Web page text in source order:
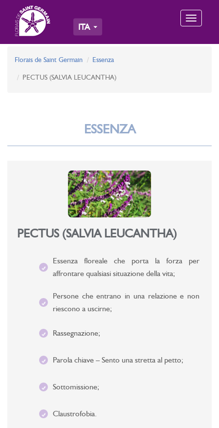
Toggle
ITA
Florais de Saint Germain Essenza
PECTUS (SALVIA LEUCANTHA)
ESSENZA
PECTUS (SALVIA LEUCANTHA)
Essenza floreale che porta la forza per
affrontare qualsiasi situazione della vita;
Persone che entrano in una relazione e non
riescono a uscirne;
Rassegnazione;
Parola chiave – Sento una stretta al petto;
Sottomissione;
Claustrofobia.